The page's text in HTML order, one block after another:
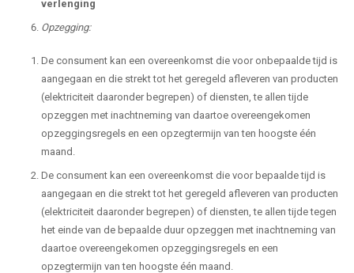
verlenging
Opzegging:
De consument kan een overeenkomst die voor onbepaalde tijd is
aangegaan en die strekt tot het geregeld afleveren van producten
(elektriciteit daaronder begrepen) of diensten, te allen tijde
opzeggen met inachtneming van daartoe overeengekomen
opzeggingsregels en een opzegtermijn van ten hoogste één
maand.
De consument kan een overeenkomst die voor bepaalde tijd is
aangegaan en die strekt tot het geregeld afleveren van producten
(elektriciteit daaronder begrepen) of diensten, te allen tijde tegen
het einde van de bepaalde duur opzeggen met inachtneming van
daartoe overeengekomen opzeggingsregels en een
opzegtermijn van ten hoogste één maand.